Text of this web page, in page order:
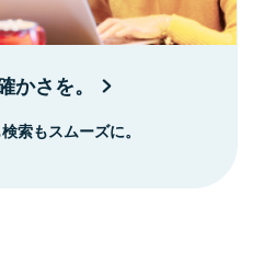
かさを。
索もスムーズに。